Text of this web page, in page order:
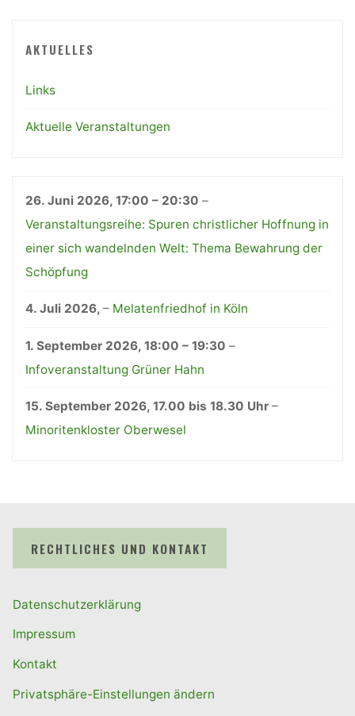
AKTUELLES
Links
Aktuelle Veranstaltungen
26. Juni 2026, 17:00 – 20:30 –
Veranstaltungsreihe: Spuren christlicher Hoffnung in
einer sich wandelnden Welt: Thema Bewahrung der
Schöpfung
4. Juli 2026, – Melatenfriedhof in Köln
1. September 2026, 18:00 – 19:30 –
Infoveranstaltung Grüner Hahn
15. September 2026, 17.00 bis 18.30 Uhr–
Minoritenkloster Oberwesel
RECHTLICHES UND KONTAKT
Datenschutzerklärung
Impressum
Kontakt
Privatsphäre-Einstellungen ändern